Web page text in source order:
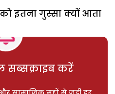
इतना गुस्सा क्यों आता
सब्सक्राइब करें